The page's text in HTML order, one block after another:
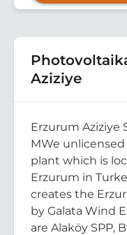
Aziziye
Erzurum Aziziye
MWe
plant which is
Erzurum in
creates the
by Galata Wind
are Alaköy SPP,